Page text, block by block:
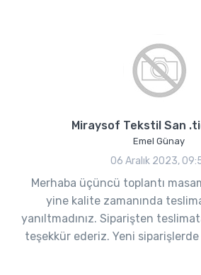
Miraysof Tekstil San
Emel Günay
06 Aralık 2023,
Merhaba üçüncü toplantı
yine kalite zamanında
yanıltmadınız. Siparişten
teşekkür ederiz. Yeni